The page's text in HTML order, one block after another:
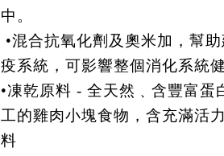
中。
•混合抗氧化劑及奧米加，幫
疫系統，可影響整個消化系統
•凍乾原料 - 全天然﹑含豐富蛋
工的雞肉小塊食物，含充滿活
料